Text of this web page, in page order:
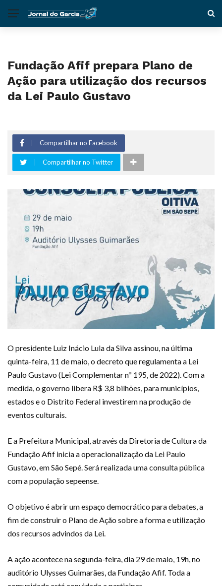
Fundação Afif prepara Plano de
Ação para utilização dos recursos
da Lei Paulo Gustavo
Compartilhar no Facebook
Compartilhar no Twitter
O presidente Luiz Inácio Lula da Silva assinou, na última
quinta-feira, 11 de maio, o decreto que regulamenta a Lei
Paulo Gustavo (Lei Complementar nº 195, de 2022). Com a
medida, o governo libera R$ 3,8 bilhões, para municípios,
estados e o Distrito Federal investirem na produção de
eventos culturais.
E a Prefeitura Municipal, através da Diretoria de Cultura da
Fundação Afif inicia a operacionalização da Lei Paulo
Gustavo, em São Sepé. Será realizada uma consulta pública
com a população sepeense.
O objetivo é abrir um espaço democrático para debates, a
fim de construir o Plano de Ação sobre a forma e utilização
dos recursos advindos da Lei.
A ação acontece na segunda-feira, dia 29 de maio, 19h, no
auditório Ulysses Guimarães, da Fundação Afif. Toda a